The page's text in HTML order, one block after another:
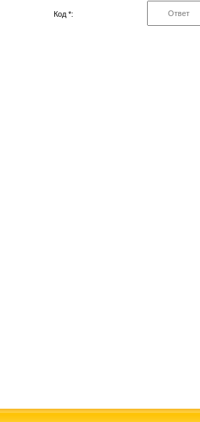
Код *: